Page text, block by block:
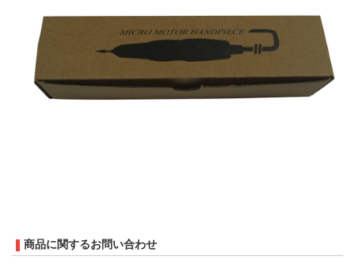
商品に関するお問い合わせ